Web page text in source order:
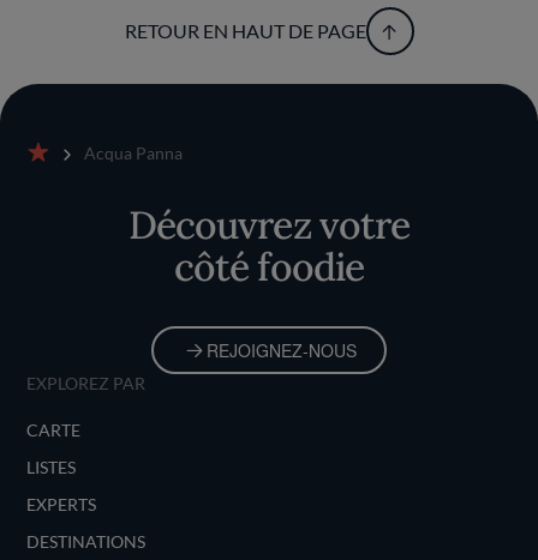
RETOUR EN HAUT DE PAGE
Acqua Panna
Découvrez votre
côté foodie
REJOIGNEZ-NOUS
EXPLOREZ PAR
CARTE
LISTES
EXPERTS
DESTINATIONS